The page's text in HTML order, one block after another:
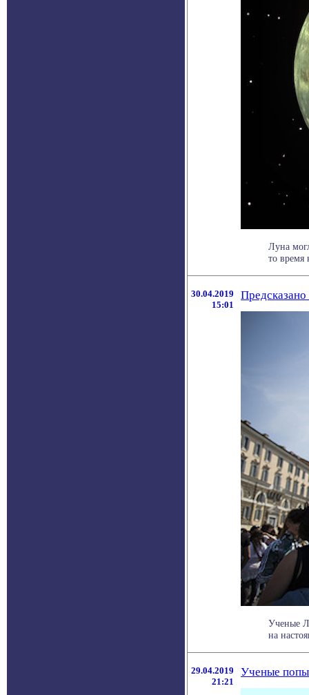
Луна
то время
30.04.2019
15:01
Предсказано
Ученые
на
29.04.2019
21:21
Ученые